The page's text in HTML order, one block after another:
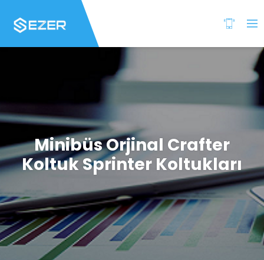
Minibüs Orjinal Crafter
Koltuk Sprinter Koltukları